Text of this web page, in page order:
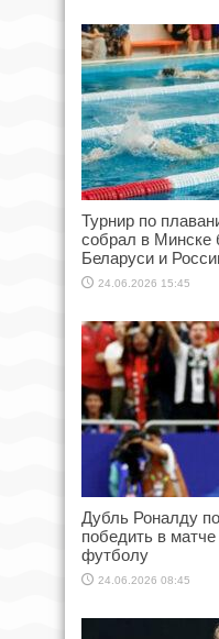
Турнир по
собрал в Минске
Беларуси и
24.06.2026 15:45
Дубль Роналду
победить в
футболу
24.06.2026 08:45